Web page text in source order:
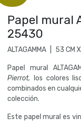
Papel mural
25430
ALTAGAMMA 53 CM
Papel mural
Pierrot,
los colores
combinados en
colección.
Este papel mural es